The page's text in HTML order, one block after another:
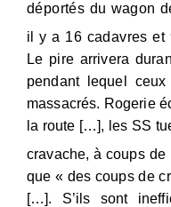
déportés du wagon
il y a 16 cadavres et
Le pire arrivera
pendant lequel
massacrés. Rogerie
la route […], les SS
cravache, à coups de
que « des coups de
[…]. S’ils sont